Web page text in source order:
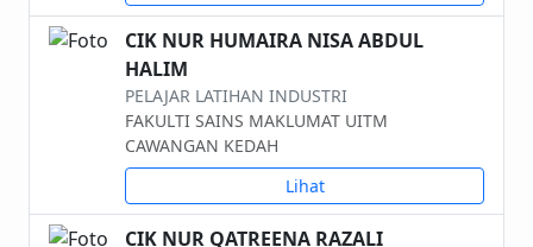
CIK NUR HUMAIRA NISA ABDUL
HALIM
PELAJAR LATIHAN INDUSTRI
FAKULTI SAINS MAKLUMAT UITM
CAWANGAN KEDAH
Lihat
CIK NUR QATREENA RAZALI